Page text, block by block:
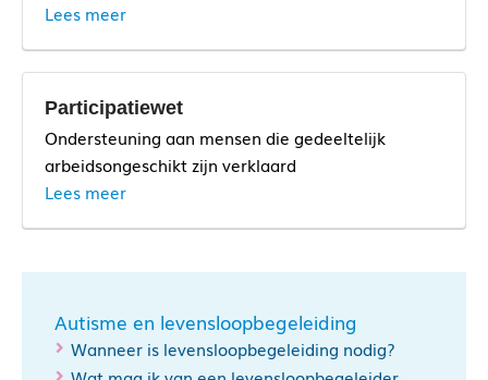
Lees meer
Participatiewet
Ondersteuning aan mensen die gedeeltelijk
arbeidsongeschikt zijn verklaard
Lees meer
Autisme en levensloopbegeleiding
Wanneer is levensloopbegeleiding nodig?